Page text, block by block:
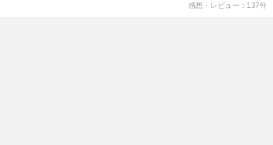
感想・レビュー
137件